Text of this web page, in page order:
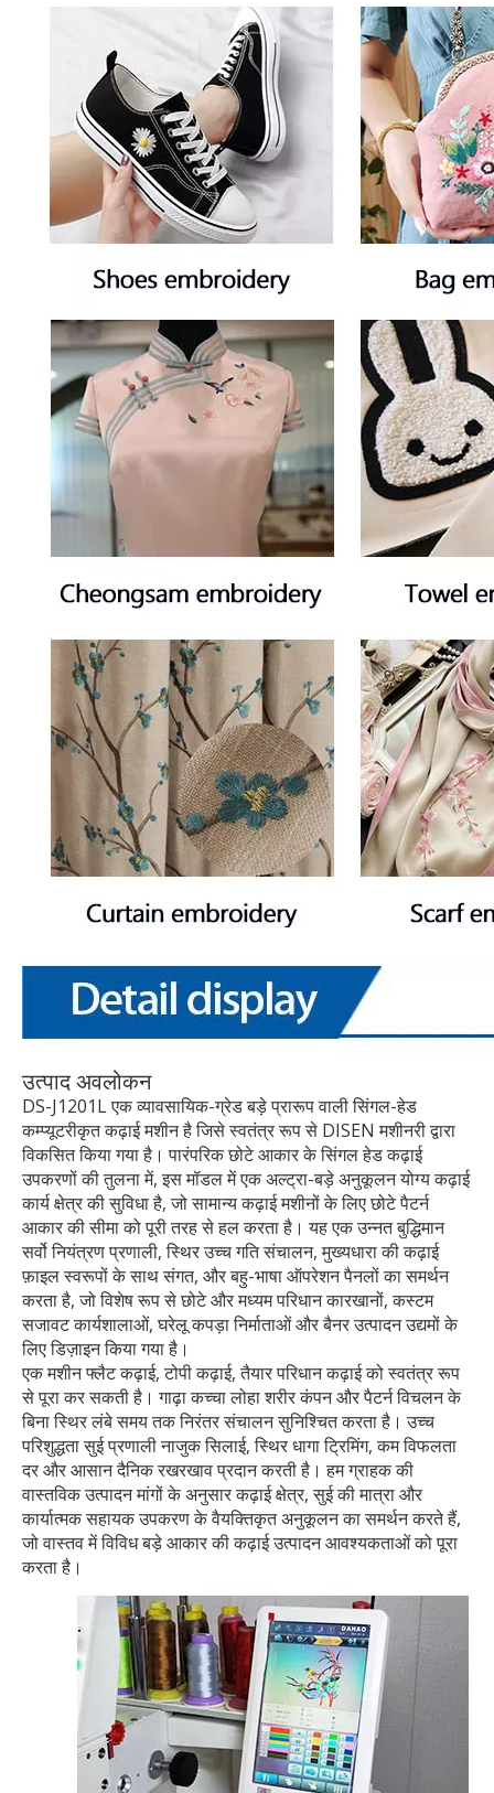
उत्पाद अवलोकन
DS-J1201L एक व्यावसायिक-ग्रेड बड़े प्रारूप वाली सिंगल-हेड
कम्प्यूटरीकृत कढ़ाई मशीन है जिसे स्वतंत्र रूप से DISEN मशीनरी द्वारा
विकसित किया गया है। पारंपरिक छोटे आकार के सिंगल हेड कढ़ाई
उपकरणों की तुलना में, इस मॉडल में एक अल्ट्रा-बड़े अनुकूलन योग्य कढ़ाई
कार्य क्षेत्र की सुविधा है, जो सामान्य कढ़ाई मशीनों के लिए छोटे पैटर्न
आकार की सीमा को पूरी तरह से हल करता है। यह एक उन्नत बुद्धिमान
सर्वो नियंत्रण प्रणाली, स्थिर उच्च गति संचालन, मुख्यधारा की कढ़ाई
फ़ाइल स्वरूपों के साथ संगत, और बहु-भाषा ऑपरेशन पैनलों का समर्थन
करता है, जो विशेष रूप से छोटे और मध्यम परिधान कारखानों, कस्टम
सजावट कार्यशालाओं, घरेलू कपड़ा निर्माताओं और बैनर उत्पादन उद्यमों के
लिए डिज़ाइन किया गया है।
एक मशीन फ्लैट कढ़ाई, टोपी कढ़ाई, तैयार परिधान कढ़ाई को स्वतंत्र रूप
से पूरा कर सकती है। गाढ़ा कच्चा लोहा शरीर कंपन और पैटर्न विचलन के
बिना स्थिर लंबे समय तक निरंतर संचालन सुनिश्चित करता है। उच्च
परिशुद्धता सुई प्रणाली नाजुक सिलाई, स्थिर धागा ट्रिमिंग, कम विफलता
दर और आसान दैनिक रखरखाव प्रदान करती है। हम ग्राहक की
वास्तविक उत्पादन मांगों के अनुसार कढ़ाई क्षेत्र, सुई की मात्रा और
कार्यात्मक सहायक उपकरण के वैयक्तिकृत अनुकूलन का समर्थन करते हैं,
जो वास्तव में विविध बड़े आकार की कढ़ाई उत्पादन आवश्यकताओं को पूरा
करता है।